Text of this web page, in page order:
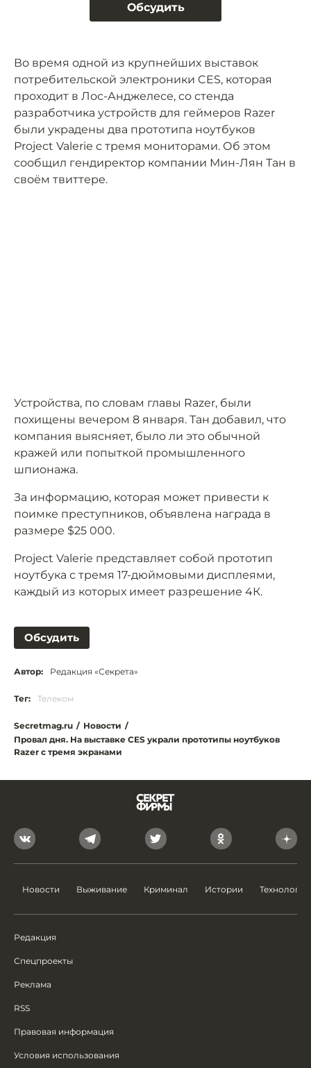
Обсудить
Во время одной из крупнейших выставок
потребительской электроники CES, которая
проходит в Лос-Анджелесе, со стенда
разработчика устройств для геймеров Razer
были украдены два прототипа ноутбуков
Project Valerie с тремя мониторами. Об этом
сообщил гендиректор компании Мин-Лян Тан в
своём твиттере.
Устройства, по словам главы Razer, были
похищены вечером 8 января. Тан добавил, что
компания выясняет, было ли это обычной
кражей или попыткой промышленного
шпионажа.
За информацию, которая может привести к
поимке преступников, объявлена награда в
размере $25 000.
Project Valerie представляет собой прототип
ноутбука с тремя 17-дюймовыми дисплеями,
каждый из которых имеет разрешение 4К.
Обсудить
Автор: Редакция «Секрета»
Тег: Телеком
Secretmag.ru / Новости /
Провал дня. На выставке CES украли прототипы ноутбуков
Razer с тремя экранами
Новости Выживание Криминал Истории Технологии
Редакция
Спецпроекты
Реклама
RSS
Правовая информация
Условия использования